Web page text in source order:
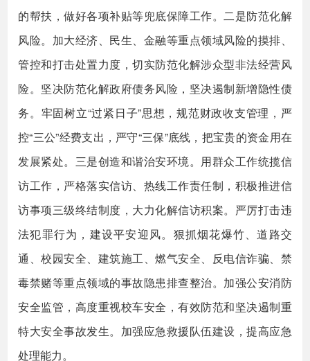
的帮扶，做好各项补贴等兜底保障工作。二是防范化解
风险。加大经济、民生、金融等重点领域风险的摸排、
管控和打击处置力度，切实防范化解涉众型非法经营风
险。坚决防范化解政府债务风险，坚决遏制新增隐性债
务。牢固树立“过紧日子”思想，规范财政收支管理，严
控“三公”经费支出，严守“三保”底线，把宝贵的资金用在
发展紧处。三是创造和谐治安环境。用群众工作统揽信
访工作，严格落实信访、热线工作责任制，积极推进信
访事项三级终结制度，大力化解信访积案。严厉打击违
法犯罪行为，建设平安迎风。狠抓烟花爆竹、道路交
通、校园安全、建筑施工、燃气安全、反电信诈骗、禁
毒禁赌等重点领域的事故隐患排查整治。加强公安消防
安全监管，高度重视校车安全，有效防范和坚决遏制重
特大安全事故发生。加强应急救援队伍建设，提高应急
处理能力。